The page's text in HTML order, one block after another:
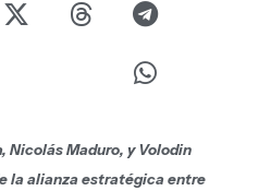
Nicolás Maduro, y Volodin
la alianza estratégica entre